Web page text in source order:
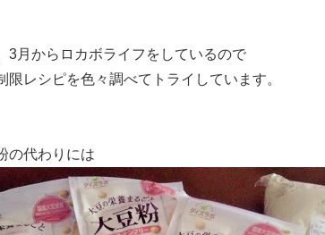
3月からロカボライフをしているので
限レシピを色々調べてトライしています。
の代わりには